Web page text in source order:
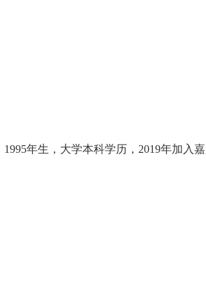
1995年生，大学本科学历，2019年加入